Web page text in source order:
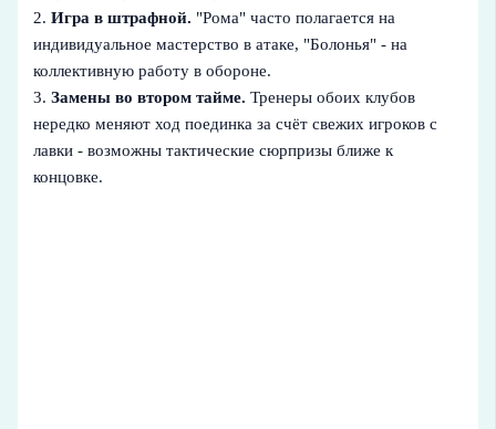
2.Игра в штрафной. "Рома" часто полагается на
индивидуальное мастерство в атаке, "Болонья" - на
коллективную работу в обороне.
3.Замены во втором тайме. Тренеры обоих клубов
нередко меняют ход поединка за счёт свежих игроков с
лавки - возможны тактические сюрпризы ближе к
концовке.